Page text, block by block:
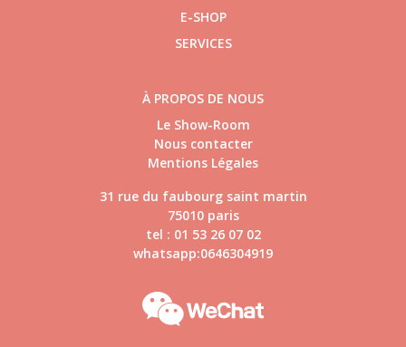
E-SHOP
SERVICES
À PROPOS DE NOUS
Le Show-Room
Nous contacter
Mentions Légales
31 rue du faubourg saint martin
75010 paris
tel : 01 53 26 07 02
whatsapp:0646304919